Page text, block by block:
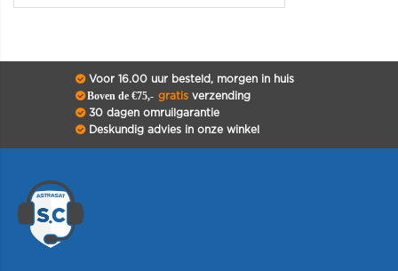
Voor 16.00 uur besteld, morgen in huis
Boven de €75,- gratisverzending
30 dagen omruilgarantie
Deskundig advies in onze winkel